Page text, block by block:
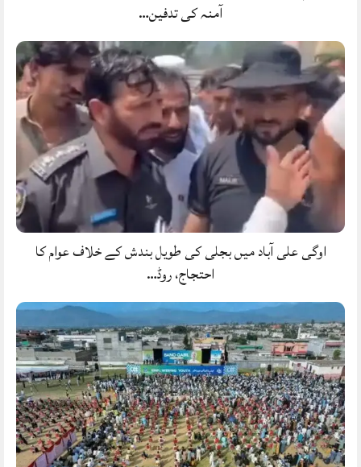
آمنہ کی تدفین…
اوگی علی آباد میں بجلی کی طویل بندش کے خلاف عوام کا
احتجاج، روڈ…